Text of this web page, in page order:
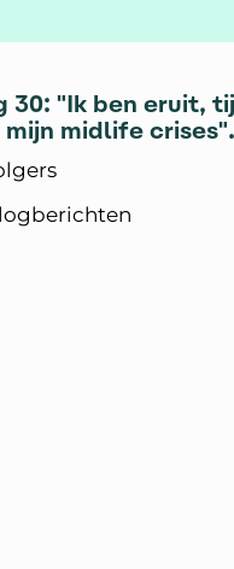
30: "Ik ben eruit,
midlife crises".